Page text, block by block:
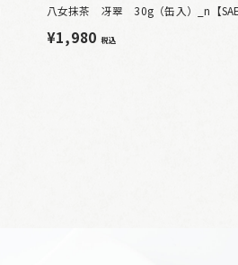
八女抹茶 冴翠 30g（缶入）_n【
¥1,980 税込